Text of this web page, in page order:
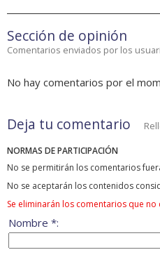
Sección de opinión
Comentarios enviados por los
No hay comentarios por el
Deja tu comentario
NORMAS DE PARTICIPACIÓN
No se permitirán los comentarios
No se aceptarán los contenidos
Se eliminarán los comentarios que
Nombre *: